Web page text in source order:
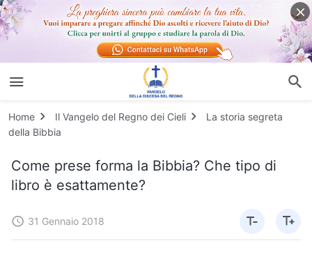
Home Il Vangelo del Regno dei Cieli
La storia segreta
della Bibbia
Come prese forma la Bibbia? Che tipo di
libro è esattamente?
31 Gennaio 2018